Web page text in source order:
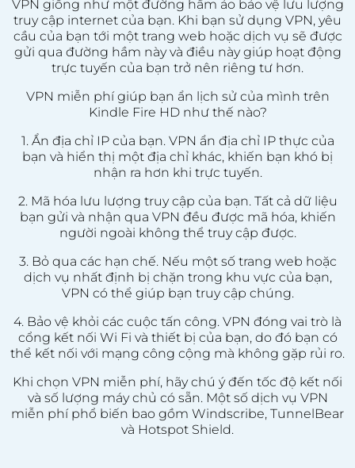
VPN giống như một đường hầm ảo bảo vệ lưu lượng
truy cập internet của bạn. Khi bạn sử dụng VPN, yêu
cầu của bạn tới một trang web hoặc dịch vụ sẽ được
gửi qua đường hầm này và điều này giúp hoạt động
trực tuyến của bạn trở nên riêng tư hơn.
VPN miễn phí giúp bạn ẩn lịch sử của mình trên
Kindle Fire HD như thế nào?
1. Ẩn địa chỉ IP của bạn. VPN ẩn địa chỉ IP thực của
bạn và hiển thị một địa chỉ khác, khiến bạn khó bị
nhận ra hơn khi trực tuyến.
2. Mã hóa lưu lượng truy cập của bạn. Tất cả dữ liệu
bạn gửi và nhận qua VPN đều được mã hóa, khiến
người ngoài không thể truy cập được.
3. Bỏ qua các hạn chế. Nếu một số trang web hoặc
dịch vụ nhất định bị chặn trong khu vực của bạn,
VPN có thể giúp bạn truy cập chúng.
4. Bảo vệ khỏi các cuộc tấn công. VPN đóng vai trò là
cổng kết nối Wi Fi và thiết bị của bạn, do đó bạn có
thể kết nối với mạng công cộng mà không gặp rủi ro.
Khi chọn VPN miễn phí, hãy chú ý đến tốc độ kết nối
và số lượng máy chủ có sẵn. Một số dịch vụ VPN
miễn phí phổ biến bao gồm Windscribe, TunnelBear
và Hotspot Shield.